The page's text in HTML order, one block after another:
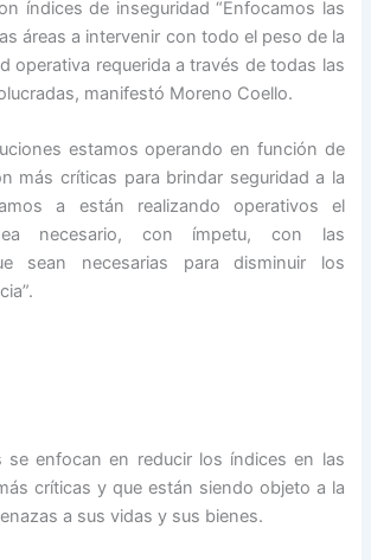
índices de inseguridad “Enfocamos las
áreas a intervenir con todo el peso de la
operativa requerida a través de todas las
manifestó Moreno Coello.
estamos operando en función de
más críticas para brindar seguridad a la
a están realizando operativos el
necesario, con ímpetu, con las
sean necesarias para disminuir los
se enfocan en reducir los índices en las
críticas y que están siendo objeto a la
a sus vidas y sus bienes.